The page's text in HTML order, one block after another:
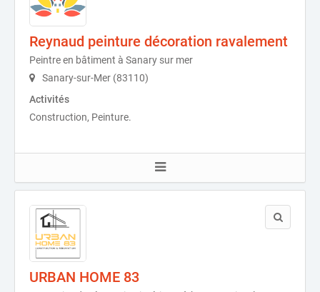
Reynaud peinture décoration ravalement
Peintre en bâtiment à Sanary sur mer
Sanary-sur-Mer (83110)
Activités
Construction, Peinture.
URBAN HOME 83